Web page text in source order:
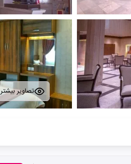
تصاویر بیشتر